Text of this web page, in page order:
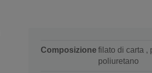
Composizione filato di carta ,
poliuretano